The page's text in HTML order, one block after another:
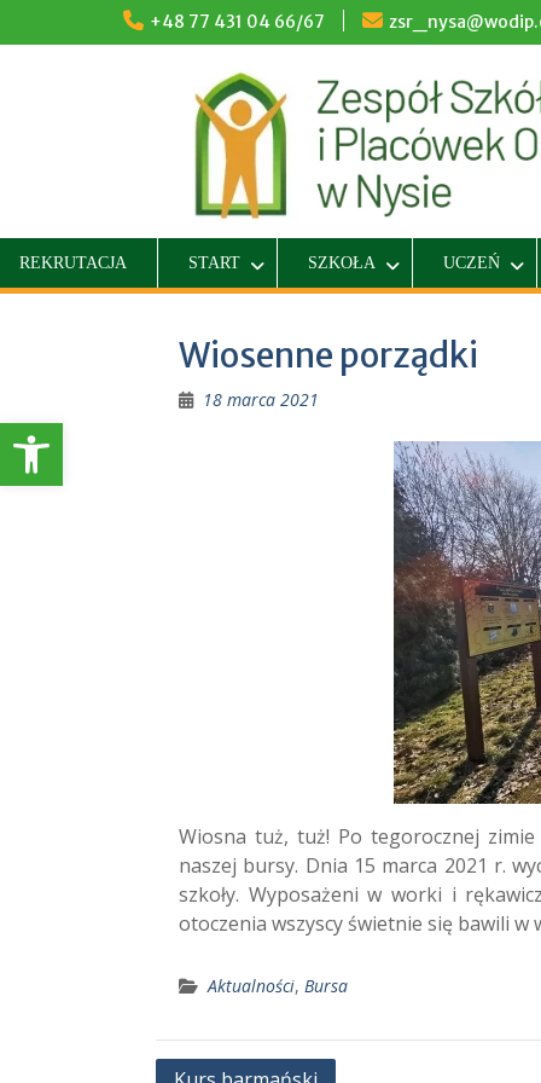
Otwórz pasek narzędzi
+48 77 431 04 66/67
REKRUTACJA START SZKOŁA UCZEŃ
Wiosenne porządki
18 marca 2021
Wiosna tuż, tuż! Po tegorocznej
naszej bursy. Dnia 15 marca 2021 r.
szkoły. Wyposażeni w worki i
otoczenia wszyscy świetnie się bawili w
Aktualności, Bursa
Nawigacja